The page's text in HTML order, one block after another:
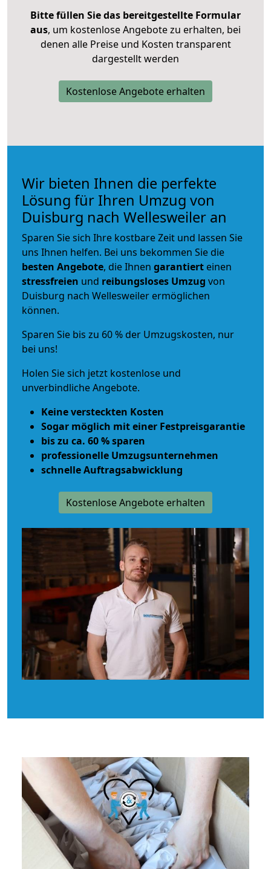
Bitte füllen Sie das bereitgestellte Formular
aus, um kostenlose Angebote zu erhalten, bei
denen alle Preise und Kosten transparent
dargestellt werden
Kostenlose Angebote erhalten
Wir bieten Ihnen die perfekte
Lösung für Ihren Umzug von
Duisburg nach Wellesweiler an
Sparen Sie sich Ihre kostbare Zeit und lassen Sie
uns Ihnen helfen. Bei uns bekommen Sie die
besten Angebote, die Ihnen garantiert einen
stressfreien und reibungsloses Umzug von
Duisburg nach Wellesweiler ermöglichen
können.
Sparen Sie bis zu 60 % der Umzugskosten, nur
bei uns!
Holen Sie sich jetzt kostenlose und
unverbindliche Angebote.
Keine versteckten Kosten
Sogar möglich mit einer Festpreisgarantie
bis zu ca. 60 % sparen
professionelle Umzugsunternehmen
schnelle Auftragsabwicklung
Kostenlose Angebote erhalten